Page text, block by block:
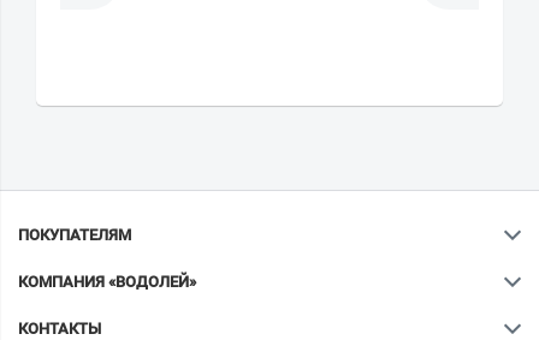
ПОКУПАТЕЛЯМ
КОМПАНИЯ «ВОДОЛЕЙ»
КОНТАКТЫ